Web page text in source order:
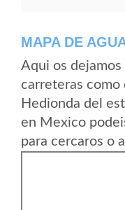
MAPA DE
Aqui os
carreteras como
Hedionda del
en Mexico
para cercaros o